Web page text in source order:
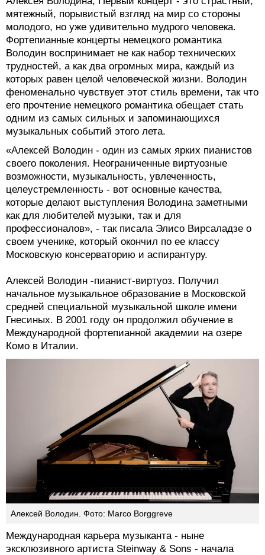
мятежный, порывистый взгляд на мир со стороны
молодого, но уже удивительно мудрого человека.
Фортепианные концерты немецкого романтика
Володин воспринимает не как набор технических
трудностей, а как два огромных мира, каждый из
которых равен целой человеческой жизни. Володин
феноменально чувствует этот стиль времени, так что
его прочтение немецкого романтика обещает стать
одним из самых сильных и запоминающихся
музыкальных событий этого лета.
«Алексей Володин - один из самых ярких пианистов
своего поколения. Неограниченные виртуозные
возможности, музыкальность, увлеченность,
целеустремленность - вот основные качества,
которые делают выступления Володина заметными
как для любителей музыки, так и для
профессионалов», - так писала Элисо Вирсаладзе о
своем ученике, который окончил по ее классу
Московскую консерваторию и аспирантуру.
Алексей Володин -пианист-виртуоз. Получил
начальное музыкальное образование в Московской
средней специальной музыкальной школе имени
Гнесиных. В 2001 году он продолжил обучение в
Международной фортепианной академии на озере
Комо в Италии.
Алексей Володин. Фото: Marco Borggreve
Международная карьера музыканта - ныне
эксклюзивного артиста Steinway & Sons - начала